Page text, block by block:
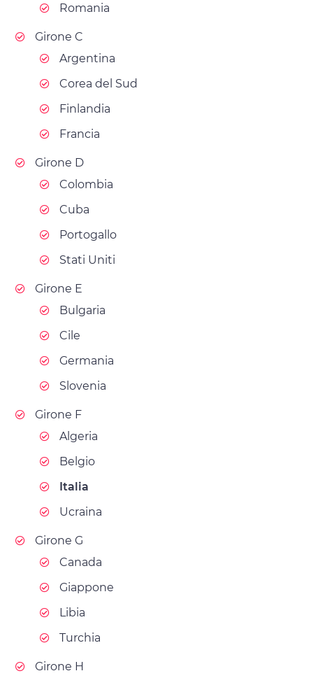
Romania
Girone C
Argentina
Corea del Sud
Finlandia
Francia
Girone D
Colombia
Cuba
Portogallo
Stati Uniti
Girone E
Bulgaria
Cile
Germania
Slovenia
Girone F
Algeria
Belgio
Italia
Ucraina
Girone G
Canada
Giappone
Libia
Turchia
Girone H